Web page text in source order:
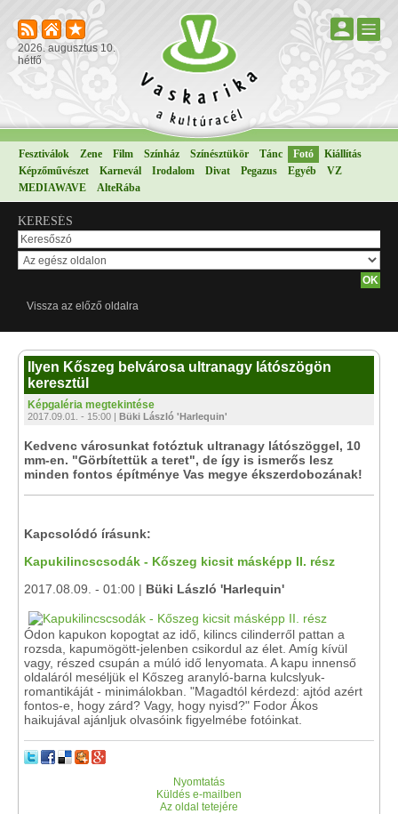
2026. augusztus 10.
hétfő
Fesztiválok Zene Film Színház Színésztükör Tánc Fotó
Kiállítás
Képzőművészet
Karnevál Irodalom Divat Pegazus Egyéb
VZ
MEDIAWAVE
AlteRába
KERESÉS
Vissza az előző oldalra
Ilyen Kőszeg belvárosa ultranagy látószögön
keresztül
Képgaléria megtekintése
2017.09.01. - 15:00 | Büki László 'Harlequin'
Kedvenc városunkat fotóztuk ultranagy látószöggel, 10
mm-en. "Görbítettük a teret", de így is ismerős lesz
minden fontos építménye Vas megye ékszerdobozának!
Kapcsolódó írásunk:
Kapukilincscsodák - Kőszeg kicsit másképp II. rész
2017.08.09. - 01:00 | Büki László 'Harlequin'
Ódon kapukon kopogtat az idő, kilincs cilinderről pattan a
rozsda, kapumögött-jelenben csikordul az élet. Amíg kívül
vagy, részed csupán a múló idő lenyomata. A kapu innenső
oldaláról meséljük el Kőszeg aranyló-barna kulcslyuk-
romantikáját - minimálokban. "Magadtól kérdezd: ajtód azért
fontos-e, hogy zárd? Vagy, hogy nyisd?" Fodor Ákos
haikujával ajánljuk olvasóink figyelmébe fotóinkat.
Nyomtatás
Küldés e-mailben
Az oldal tetejére